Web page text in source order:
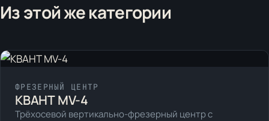
Из этой же категории
ФРЕЗЕРНЫЙ ЦЕНТР
КВАНТ MV-4
Трёхосевой вертикально-фрезерный центр с